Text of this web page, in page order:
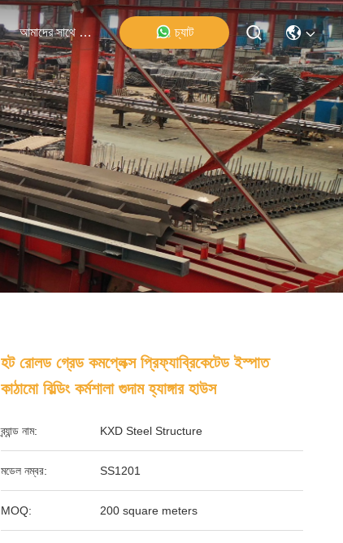
আমাদের সাথে যোগাযোগ চ্যাট
হট রোলড গ্রেড কমপ্লেক্স প্রিফ্যাব্রিকেটেড ইস্পাত
কাঠামো বিল্ডিং কর্মশালা গুদাম হ্যাঙ্গার হাউস
ব্র্যান্ড নাম: KXD Steel Structure
মডেল নম্বর: SS1201
MOQ: 200 square meters